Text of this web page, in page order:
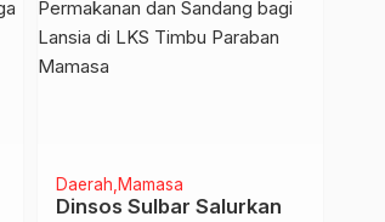
Daerah Mamasa
Dinsos Sulbar Salurkan